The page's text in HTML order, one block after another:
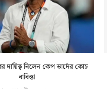
দায়িত্ব নিলেন কেপ ভার্দের কোচ
বাবিস্তা